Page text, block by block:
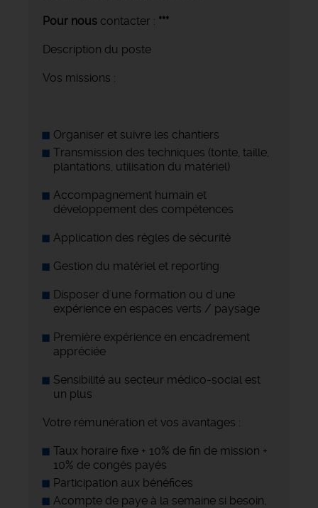
Pour nous contacter : ***
Description du poste
Vos missions :
Organiser et suivre les chantiers
Transmission des techniques (tonte, taille,
plantations, utilisation du matériel)
Accompagnement humain et
développement des compétences
Application des règles de sécurité
Gestion du matériel et reporting
Disposer d'une formation ou d'une
expérience en espaces verts / paysage
Première expérience en encadrement
appréciée
Sensibilité au secteur médico-social est
un plus
Votre rémunération et vos avantages :
Taux horaire fixe + 10% de fin de mission +
10% de congés payés
Participation aux bénéfices
Acompte de paye à la semaine si besoin,